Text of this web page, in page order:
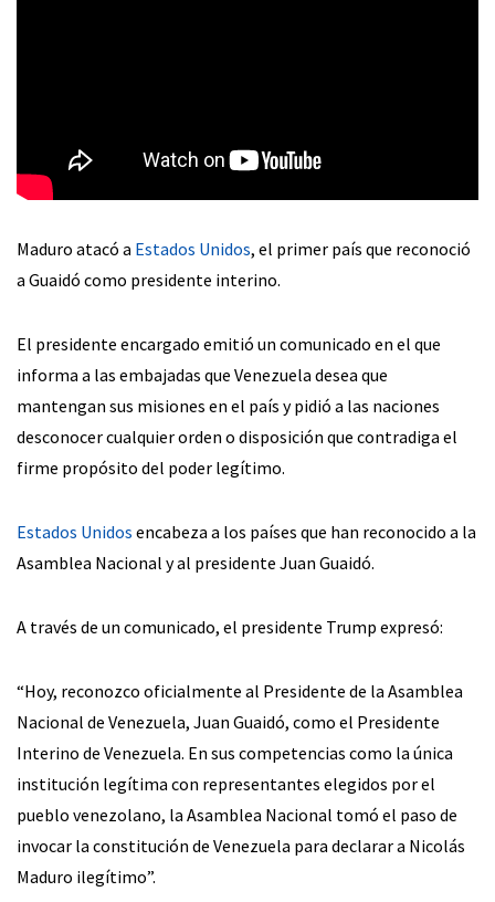
Maduro atacó a Estados Unidos, el primer país que reconoció
a Guaidó como presidente interino.
El presidente encargado emitió un comunicado en el que
informa a las embajadas que Venezuela desea que
mantengan sus misiones en el país y pidió a las naciones
desconocer cualquier orden o disposición que contradiga el
firme propósito del poder legítimo.
Estados Unidos encabeza a los países que han reconocido a la
Asamblea Nacional y al presidente Juan Guaidó.
A través de un comunicado, el presidente Trump expresó:
“Hoy, reconozco oficialmente al Presidente de la Asamblea
Nacional de Venezuela, Juan Guaidó, como el Presidente
Interino de Venezuela. En sus competencias como la única
institución legítima con representantes elegidos por el
pueblo venezolano, la Asamblea Nacional tomó el paso de
invocar la constitución de Venezuela para declarar a Nicolás
Maduro ilegítimo”.